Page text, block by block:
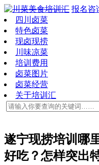
报名咨
四川卤菜
特色卤菜
现卤现捞
川味凉菜
培训费用
卤菜图片
卤菜经营
关于培训汇
遂宁现捞培训哪
好吃？怎样突出